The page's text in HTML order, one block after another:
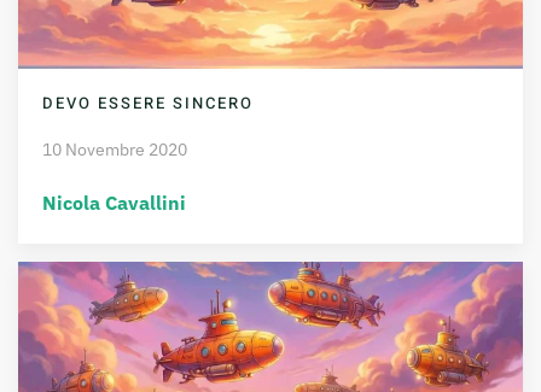
DEVO ESSERE SINCERO
10 Novembre 2020
Nicola Cavallini